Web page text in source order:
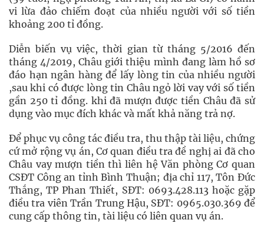
vi lừa đảo chiếm đoạt của nhiều người với số tiền
khoảng 200 tỉ đồng.
Diễn biến vụ việc, thời gian từ tháng 5/2016 đến
tháng 4/2019, Châu giới thiệu mình đang làm hồ sơ
đáo hạn ngân hàng để lấy lòng tin của nhiều người
,sau khi có được lòng tin Châu ngỏ lời vay với số tiền
gần 250 tỉ đồng. khi đã mượn được tiền Châu đã sử
dụng vào mục đích khác và mất khả năng trả nợ.
Để phục vụ công tác điều tra, thu thập tài liệu, chứng
cứ mở rộng vụ án, Cơ quan điều tra đề nghị ai đã cho
Châu vay mượn tiền thì liên hệ Văn phòng Cơ quan
CSĐT Công an tỉnh Bình Thuận; địa chỉ 117, Tôn Đức
Thắng, TP Phan Thiết, SĐT: 0693.428.113 hoặc gặp
điều tra viên Trần Trung Hậu, SĐT: 0965.030.369 để
cung cấp thông tin, tài liệu có liên quan vụ án.